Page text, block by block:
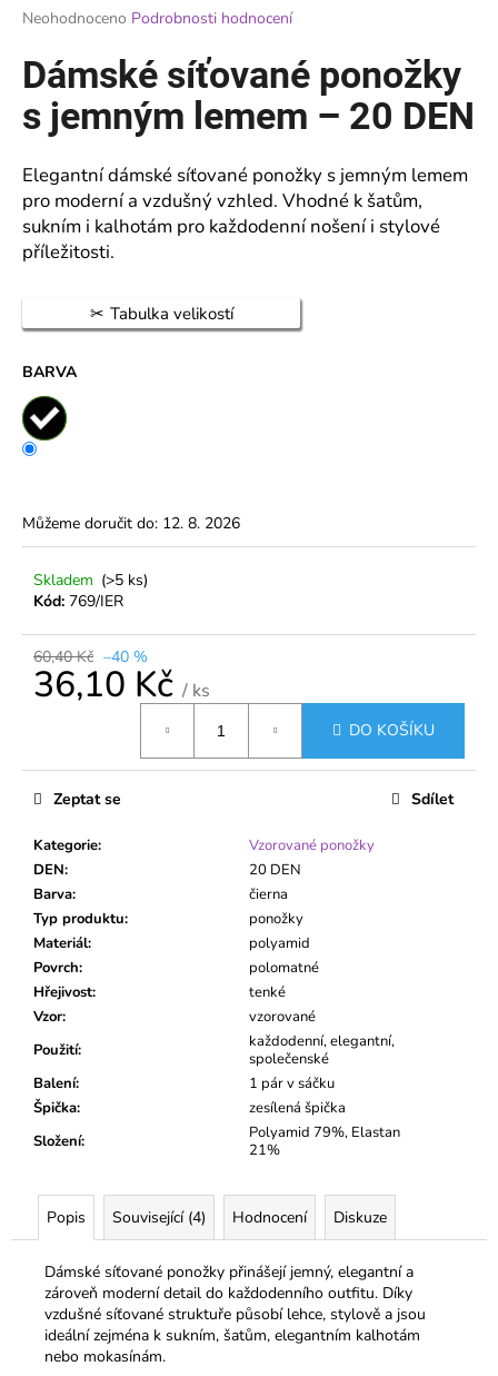
Průměrné
produktu
je
z
hvězdiček.
Neohodnoceno Podrobnosti hodnocení
Dámské síťované ponožky
s jemným lemem – 20 DEN
Elegantní dámské síťované ponožky s jemným lemem
pro moderní a vzdušný vzhled. Vhodné k šatům,
sukním i kalhotám pro každodenní nošení i stylové
příležitosti.
Tabulka velikostí
BARVA
Můžeme doručit do: 12. 8. 2026
Skladem (>5 ks)
Kód: 769/IER
60,40 Kč –40 %
36,10 Kč / ks
DO KOŠÍKU
Kategorie:
Vzorované ponožky
DEN:
20 DEN
Barva:
čierna
Typ produktu:
ponožky
Materiál:
polyamid
Povrch:
polomatné
Hřejivost:
tenké
Vzor:
vzorované
Použití:
každodenní, elegantní,
společenské
Balení:
1 pár v sáčku
Špička:
zesílená špička
Složení:
Polyamid 79%, Elastan
21%
Zeptat se Sdílet
Popis Související (4) Hodnocení Diskuze
Dámské síťované ponožky přinášejí jemný, elegantní a
zároveň moderní detail do každodenního outfitu. Díky
vzdušné síťované struktuře působí lehce, stylově a jsou
ideální zejména k sukním, šatům, elegantním kalhotám
nebo mokasínám.
a
j
í
t
o
p
o
r
u
j
m
DÁMSKÉ
PUNČOCHOVÉ
DEN
VELKÝM
140
CM
VETERNICA
MAX
48,30
Kč